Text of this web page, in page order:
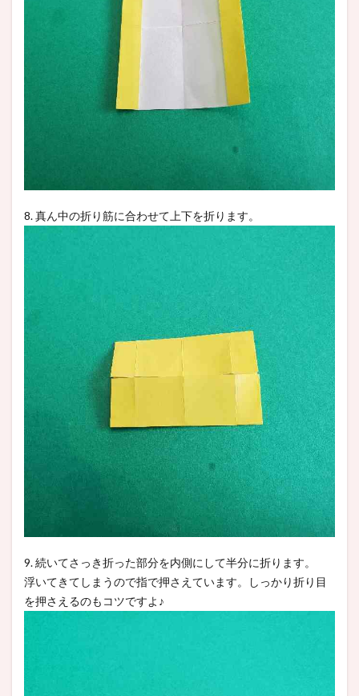
8. 真ん中の折り筋に合わせて上下を折ります。
9. 続いてさっき折った部分を内側にして半分に折ります。
浮いてきてしまうので指で押さえています。しっかり折り目
を押さえるのもコツですよ♪